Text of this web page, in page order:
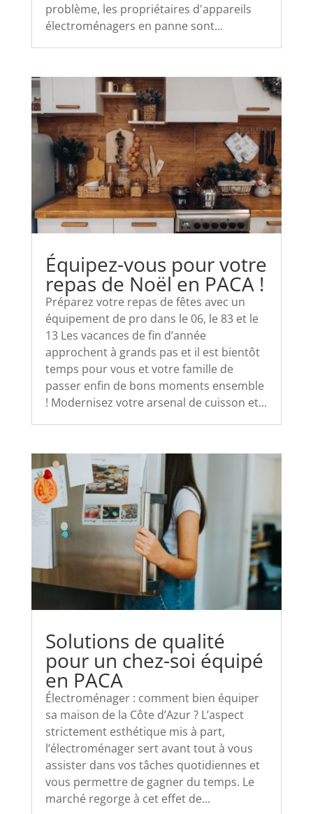
problème, les propriétaires d'appareils
électroménagers en panne sont...
Équipez-vous pour votre
repas de Noël en PACA !
Préparez votre repas de fêtes avec un
équipement de pro dans le 06, le 83 et le
13 Les vacances de fin d’année
approchent à grands pas et il est bientôt
temps pour vous et votre famille de
passer enfin de bons moments ensemble
! Modernisez votre arsenal de cuisson et...
Solutions de qualité
pour un chez-soi équipé
en PACA
Électroménager : comment bien équiper
sa maison de la Côte d’Azur ? L’aspect
strictement esthétique mis à part,
l’électroménager sert avant tout à vous
assister dans vos tâches quotidiennes et
vous permettre de gagner du temps. Le
marché regorge à cet effet de...